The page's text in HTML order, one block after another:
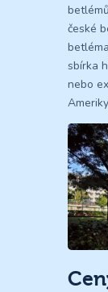
české
sbírka
nebo